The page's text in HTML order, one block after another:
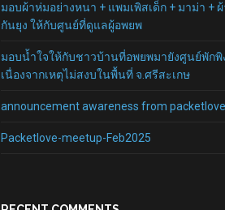
มอบผ้าห่มอย่างหนา + แพมเพิสเด็ก + มาม่า +
กันยุง ให้กับศูนย์ที่ดูแลผู้อพยพ
มอบน้ำใจให้กับชาวบ้านที่อพยพมายังศูนย์พักพิ
เนื่องจากเหตุไม่สงบในพื้นที่ จ.ศรีสะเกษ
announcement awareness from
Packetlove-meetup-Feb2025